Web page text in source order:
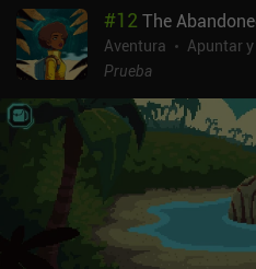
parecen montones de huesos
nuestro protagonista persigue un
algún modo, acaba relacionado con el
en un orden cronológico mixto, lo
personajes perplejos sobre por
acontecimientos de forma diferente. Pero no te preocupes: todo
aclara hacia el final. Así que si,
demonios está pasando a lo largo
es exactamente la intención de los autores.
juego premium de 6,99 $ sin anuncios ni iAP. Es un
#12 The
Aventura
Apuntar
Prueba